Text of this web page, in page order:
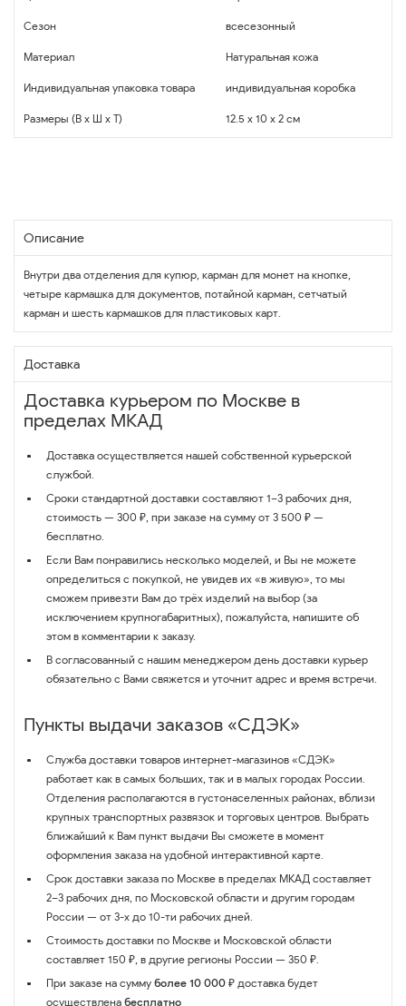
Сезон всесезонный
Материал Натуральная кожа
Индивидуальная упаковка товара индивидуальная коробка
Размеры (В x Ш x Т) 12.5 x 10 x 2 см
Описание
Внутри два отделения для купюр, карман для монет на кнопке,
четыре кармашка для документов, потайной карман, сетчатый
карман и шесть кармашков для пластиковых карт.
Доставка
Доставка курьером по Москве в
пределах МКАД
Доставка осуществляется нашей собственной курьерской
службой.
Сроки стандартной доставки составляют 1–3 рабочих дня,
стоимость — 300 ₽, при заказе на сумму от 3 500 ₽ —
бесплатно.
Если Вам понравились несколько моделей, и Вы не можете
определиться с покупкой, не увидев их «в живую», то мы
сможем привезти Вам до трёх изделий на выбор (за
исключением крупногабаритных), пожалуйста, напишите об
этом в комментарии к заказу.
В согласованный с нашим менеджером день доставки курьер
обязательно с Вами свяжется и уточнит адрес и время встречи.
Пункты выдачи заказов «СДЭК»
Служба доставки товаров интернет-магазинов «СДЭК»
работает как в самых больших, так и в малых городах России.
Отделения располагаются в густонаселенных районах, вблизи
крупных транспортных развязок и торговых центров. Выбрать
ближайший к Вам пункт выдачи Вы сможете в момент
оформления заказа на удобной интерактивной карте.
Срок доставки заказа по Москве в пределах МКАД составляет
2–3 рабочих дня, по Московской области и другим городам
России — от 3-х до 10-ти рабочих дней.
Стоимость доставки по Москве и Московской области
составляет 150 ₽, в другие регионы России — 350 ₽.
При заказе на сумму более 10 000 ₽ доставка будет
осуществлена бесплатно